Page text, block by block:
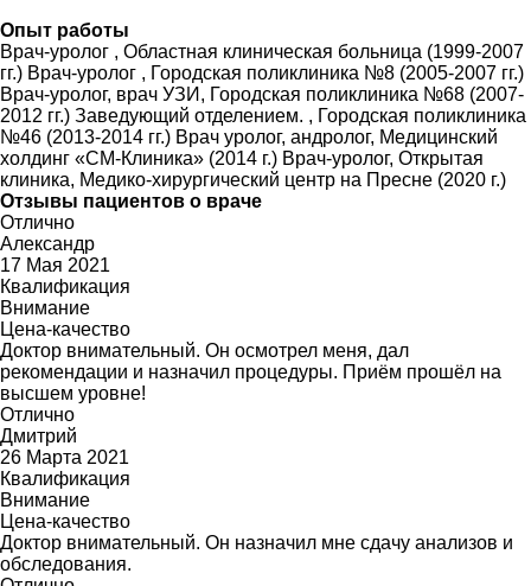
Опыт работы
Врач-уролог , Областная клиническая больница (1999-2007
гг.) Врач-уролог , Городская поликлиника №8 (2005-2007 гг.)
Врач-уролог, врач УЗИ, Городская поликлиника №68 (2007-
2012 гг.) Заведующий отделением. , Городская поликлиника
№46 (2013-2014 гг.) Врач уролог, андролог, Медицинский
холдинг «СМ-Клиника» (2014 г.) Врач-уролог, Открытая
клиника, Медико-хирургический центр на Пресне (2020 г.)
Отзывы пациентов о враче
Отлично
Александр
17 Мая 2021
Квалификация
Внимание
Цена-качество
Доктор внимательный. Он осмотрел меня, дал
рекомендации и назначил процедуры. Приём прошёл на
высшем уровне!
Отлично
Дмитрий
26 Марта 2021
Квалификация
Внимание
Цена-качество
Доктор внимательный. Он назначил мне сдачу анализов и
обследования.